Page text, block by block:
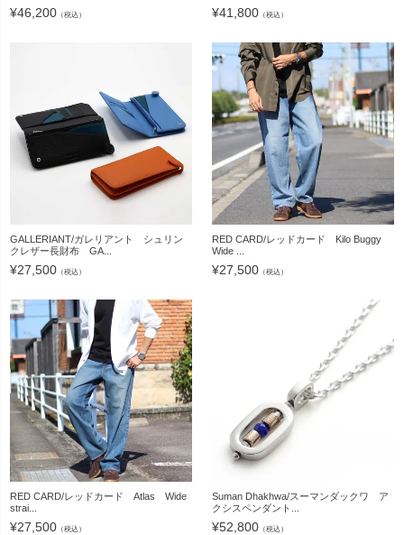
¥46,200 （税込） ¥41,800 （税込）
GALLERIANT/ガレリアント シュリン
クレザー長財布 GA...
¥27,500 （税込）
RED CARD/レッドカード Kilo Buggy
Wide ...
¥27,500 （税込）
RED CARD/レッドカード Atlas Wide
strai...
¥27,500 （税込）
Suman Dhakhwa/スーマンダックワ ア
クシスペンダント...
¥52,800 （税込）